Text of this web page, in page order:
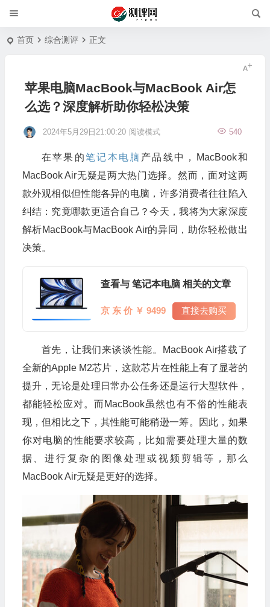
首页 综合测评 正文
苹果电脑MacBook与MacBook Air怎
么选？深度解析助你轻松决策
2024年5月29日21:00:20 540
阅读模式
在苹果的笔记本电脑 产品线中，MacBook和
MacBook Air无疑是两大热门选择。然而，面对这两
款外观相似但性能各异的电脑，许多消费者往往陷入
纠结：究竟哪款更适合自己？今天，我将为大家深度
解析MacBook与MacBook Air的异同，助你轻松做出
决策。
查看与 笔记本电脑 相关的文章
京 东 价 ￥ 9499 直接去购买
首先，让我们来谈谈性能。MacBook Air搭载了
全新的Apple M2芯片，这款芯片在性能上有了显著的
提升，无论是处理日常办公任务还是运行大型软件，
都能轻松应对。而MacBook虽然也有不俗的性能表
现，但相比之下，其性能可能稍逊一筹。因此，如果
你对电脑的性能要求较高，比如需要处理大量的数
据、进行复杂的图像处理或视频剪辑等，那么
MacBook Air无疑是更好的选择。